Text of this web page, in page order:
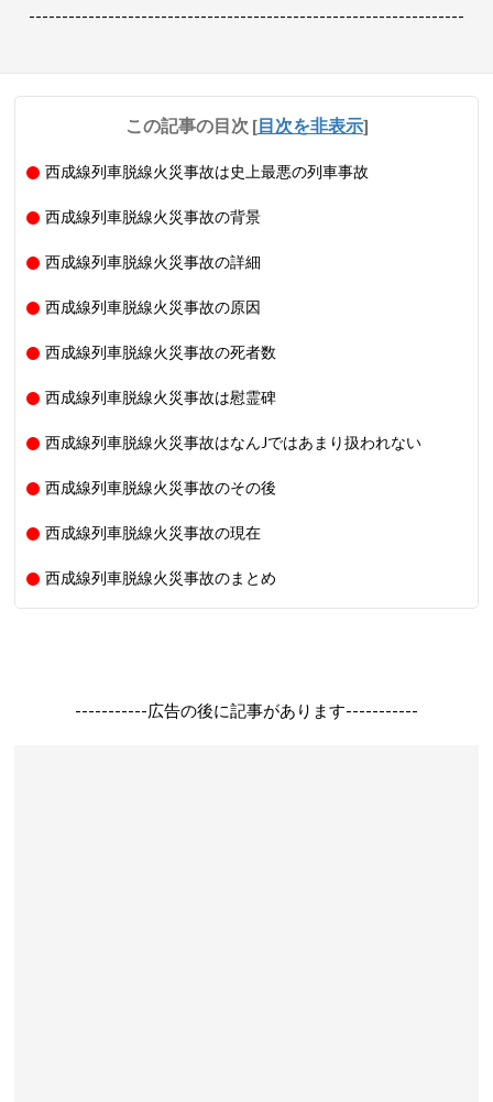
------------------------------------------------------------------
この記事の目次 [目次を非表示]
西成線列車脱線火災事故は史上最悪の列車事故
西成線列車脱線火災事故の背景
西成線列車脱線火災事故の詳細
西成線列車脱線火災事故の原因
西成線列車脱線火災事故の死者数
西成線列車脱線火災事故は慰霊碑
西成線列車脱線火災事故はなんJではあまり扱われない
西成線列車脱線火災事故のその後
西成線列車脱線火災事故の現在
西成線列車脱線火災事故のまとめ
-----------広告の後に記事があります-----------